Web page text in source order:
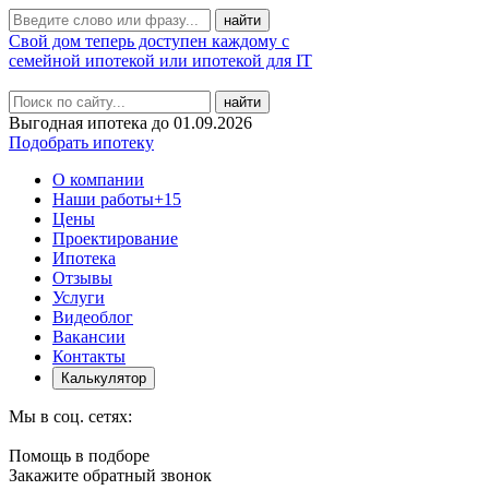
Свой дом теперь доступен каждому с
семейной ипотекой или ипотекой для IT
найти
Выгодная ипотека до 01.09.2026
Подобрать ипотеку
О компании
Наши работы+15
Цены
Проектирование
Ипотека
Отзывы
Услуги
Видеоблог
Вакансии
Контакты
Калькулятор
Мы в соц. сетях:
Помощь в подборе
Закажите обратный звонок